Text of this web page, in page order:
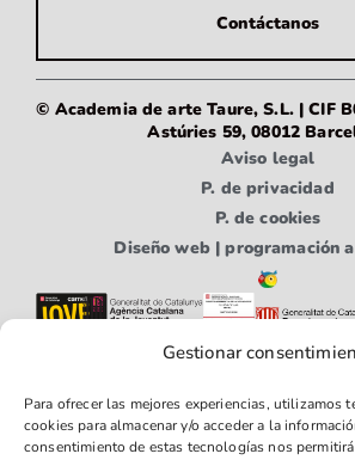
Gestionar
Para ofrecer las mejores experiencias, utilizamos
cookies para almacenar y/o acceder a la
consentimiento de estas tecnologías nos
Contáctanos
© Academia de arte Taure, S.L. | CIF
Astúries 59, 08012
Aviso legal
P. de privacidad
P. de cookies
Diseño web | programación